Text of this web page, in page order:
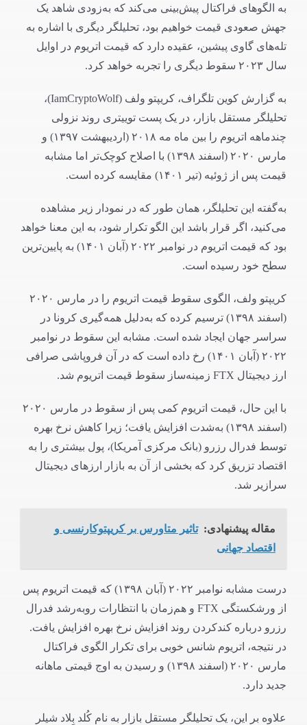
به الگوهای فراکتال پیش‌بینی می‌کند که به‌زودی شاهد یک
جهش صعودی قیمت خواهیم بود، تحلیلگر دیگری با اشاره به
تله‌های گاوی پیشین، عقیده دارد که قیمت اتریوم در اوایل
سال ۲۰۲۳ سقوط دیگری را تجربه خواهد کرد.
به گزارش کوین تلگراف، کریپتو ولف (IamCryptoWolf)،
تحلیلگر مستقل بازار، در یک پست توییتری روند نزولی
چندماهه اتریوم را بین ماه مه ۲۰۱۸ (اردیبهشت ۱۳۹۷) و
مارس ۲۰۲۰ (اسفند ۱۳۹۸) با اصلاح کوچک‌تر اما مشابه
قیمت پس از ژوئیه (تیر ۱۴۰۱) مقایسه کرده است.
به‌گفته این تحلیلگر، همان طور که در نمودار زیر مشاهده
می‌کنید، اگر قرار باشد این الگو تکرار شود، به این معنا خواهد
بود که قیمت اتریوم در نوامبر ۲۰۲۲ (آبان ۱۴۰۱)‌ به پایین‌ترین
سطح خود رسیده است.
کریپتو ولف، الگوی سقوط قیمت اتریوم را در مارس ۲۰۲۰
(اسفند ۱۳۹۸) ترسیم کرده که به‌د‌لیل همه‌گیری کرونا در
سراسر جهان ایجاد شده است. مشابه این سقوط در نوامبر
۲۰۲۲ (آبان ۱۴۰۱)‌ رخ داده است که در آن فروپاشی صرافی
ارز دیجیتال FTX زمینه‌ساز سقوط قیمت اتریوم شد.
با این حال، قیمت اتریوم کمی پس از سقوط در مارس ۲۰۲۰
(اسفند ۱۳۹۸) به‌شدت افزایش یافت؛ زیرا کاهش نرخ بهره
توسط فدرال رزرو (بانک مرکزی آمریکا)، پول بیشتری را به
اقتصاد تزریق کرد که بخشی از آن به بازار ارزهای دیجیتال
سرازیر شد.
مقاله پیشنهادی: تاثیر متاورس بر کریپتوکارنسی و
اقتصاد جهانی
درست مشابه نوامبر ۲۰۲۲ (آبان ۱۳۹۸) که قیمت اتریوم پس
از ورشکستگی FTX و هم‌زمان با انتظارات روبه‌رشد فدرال
رزرو درباره کندکردن روند افزایش نرخ بهره افزایش یافت.
در نتیجه، اتریوم شانس خوبی برای تکرار الگوی فراکتال
مارس ۲۰۲۰ (اسفند ۱۳۹۸) و رسیدن به اوج قیمتی ماهانه
جدید دارد.
علاوه بر این، یک تحلیلگر مستقل بازار به نام کُلد بِلاد شیلر